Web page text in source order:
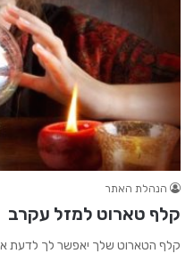
הנהלת האתר
קלף טארוט למזל עקרב
קלף הטארוט שלך יאפשר לך לדעת